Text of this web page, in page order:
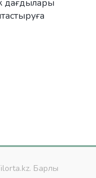
дағдылары
Барлық